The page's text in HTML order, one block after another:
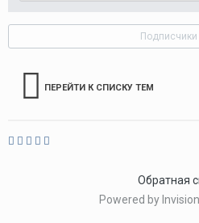
Подписчики
ПЕРЕЙТИ К СПИСКУ ТЕМ
Обратная
Powered by